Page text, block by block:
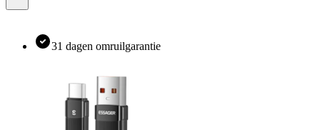
31 dagen omruilgarantie